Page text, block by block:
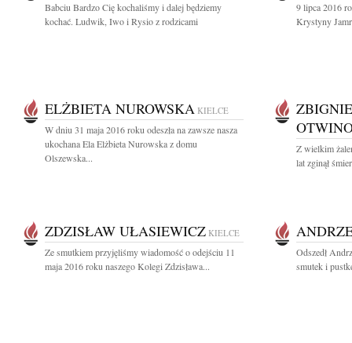
Babciu Bardzo Cię kochaliśmy i dalej będziemy
kochać. Ludwik, Iwo i Rysio z rodzicami
9 lipca 2016
Krystyny
ELŻBIETA NUROWSKA KIELCE
W dniu 31 maja 2016 roku odeszła na zawsze nasza
ukochana Ela Elżbieta Nurowska z domu
Olszewska...
Z wielkim
lat zginął
ZDZISŁAW UŁASIEWICZ KIELCE
Ze smutkiem przyjęliśmy wiadomość o odejściu 11
maja 2016 roku naszego Kolegi Zdzisława...
Odszedł
smutek i